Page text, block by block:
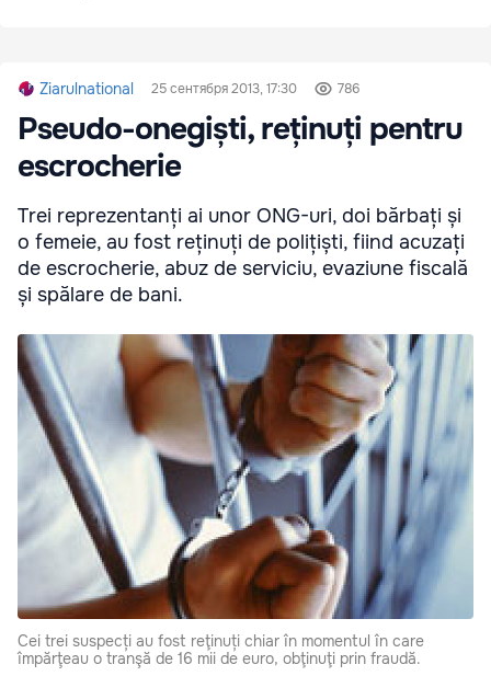
Ziarulnational 25 сентября 2013, 17:30 786
Pseudo-onegiști, reținuți pentru
escrocherie
Trei reprezentanți ai unor ONG-uri, doi bărbați și
o femeie, au fost reținuți de polițiști, fiind acuzați
de escrocherie, abuz de serviciu, evaziune fiscală
și spălare de bani.
Cei trei suspecți au fost reţinuți chiar în momentul în care
împărţeau o tranşă de 16 mii de euro, obţinuţi prin fraudă.